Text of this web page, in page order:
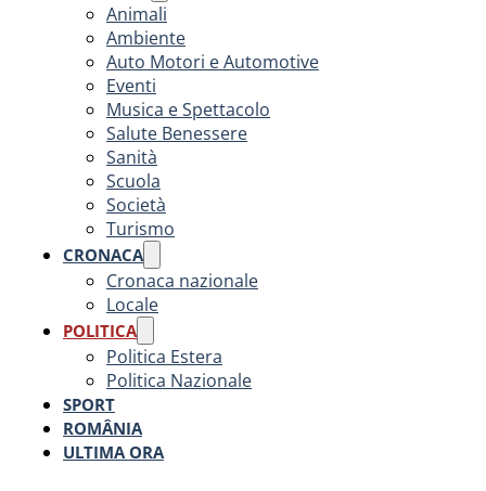
Animali
Ambiente
Auto Motori e Automotive
Eventi
Musica e Spettacolo
Salute Benessere
Sanità
Scuola
Società
Turismo
CRONACA
Cronaca nazionale
Locale
POLITICA
Politica Estera
Politica Nazionale
SPORT
ROMÂNIA
ULTIMA ORA